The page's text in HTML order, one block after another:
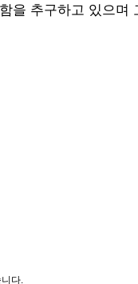
을 추구하고 있으며
다.